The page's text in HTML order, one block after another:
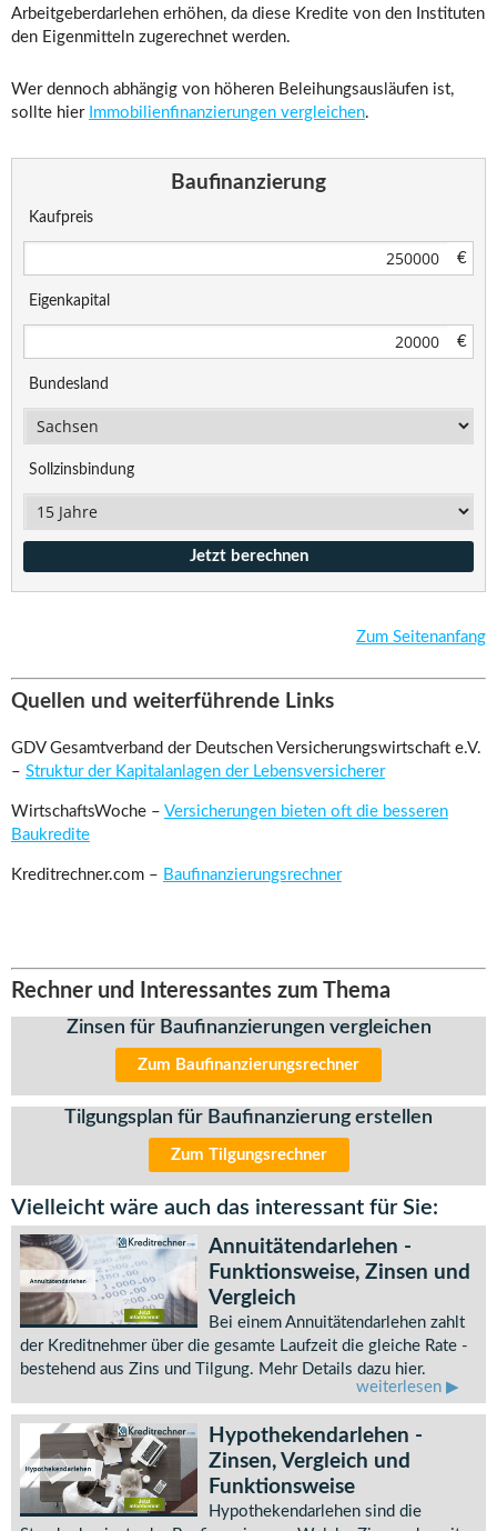
Arbeitgeberdarlehen erhöhen, da diese Kredite von den Instituten
den Eigenmitteln zugerechnet werden.
Wer dennoch abhängig von höheren Beleihungsausläufen ist,
sollte hier Immobilienfinanzierungen vergleichen.
Baufinanzierung
Kaufpreis
€
Eigenkapital
€
Bundesland
Sollzinsbindung
Zum Seitenanfang
Quellen und weiterführende Links
GDV Gesamtverband der Deutschen Versicherungswirtschaft e.V.
– Struk­tur der Kapi­tal­an­la­gen der Lebens­ver­si­che­rer
WirtschaftsWoche – Versicherungen bieten oft die besseren
Baukredite
Kreditrechner.com – Baufinanzierungsrechner
Rechner und Interessantes zum Thema
Zinsen für Baufinanzierungen vergleichen
Zum Baufinanzierungsrechner
Tilgungsplan für Baufinanzierung erstellen
Zum Tilgungsrechner
Vielleicht wäre auch das interessant für Sie:
Annuitätendarlehen -
Funktionsweise, Zinsen und
Vergleich
Bei einem Annuitätendarlehen zahlt
der Kreditnehmer über die gesamte Laufzeit die gleiche Rate -
bestehend aus Zins und Tilgung. Mehr Details dazu hier.
weiterlesen
Hypothekendarlehen -
Zinsen, Vergleich und
Funktionsweise
Hypothekendarlehen sind die